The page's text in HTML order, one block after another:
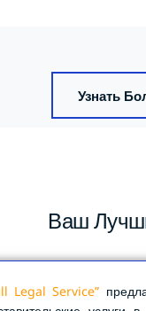
Узнать
Ваш
Legal Service”